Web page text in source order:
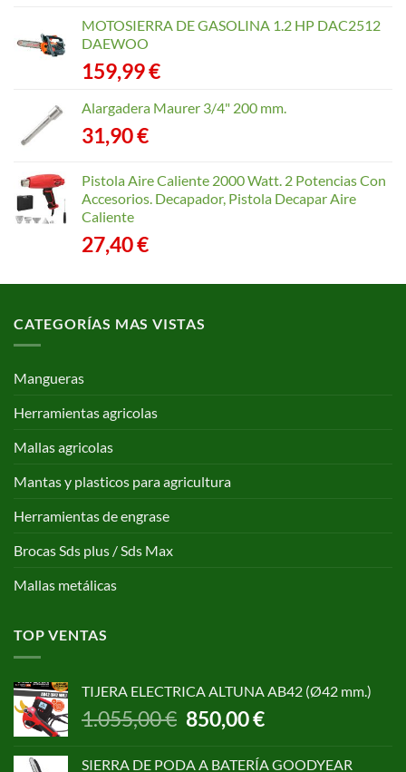
precios:
MOTOSIERRA DE GASOLINA 1.2 HP DAC2512
DAEWOO
159,99€
Alargadera Maurer 3/4" 200 mm.
31,90€
Pistola Aire Caliente 2000 Watt. 2 Potencias Con
Accesorios. Decapador, Pistola Decapar Aire
Caliente
27,40€
CATEGORÍAS MAS VISTAS
Mangueras
Herramientas agricolas
Mallas agricolas
Mantas y plasticos para agricultura
Herramientas de engrase
Brocas Sds plus / Sds Max
Mallas metálicas
TOP VENTAS
TIJERA ELECTRICA ALTUNA AB42 (Ø42 mm.)
1.055,00€ El
precio
850,00€El
precio
SIERRA DE PODA A BATERÍA GOODYEAR